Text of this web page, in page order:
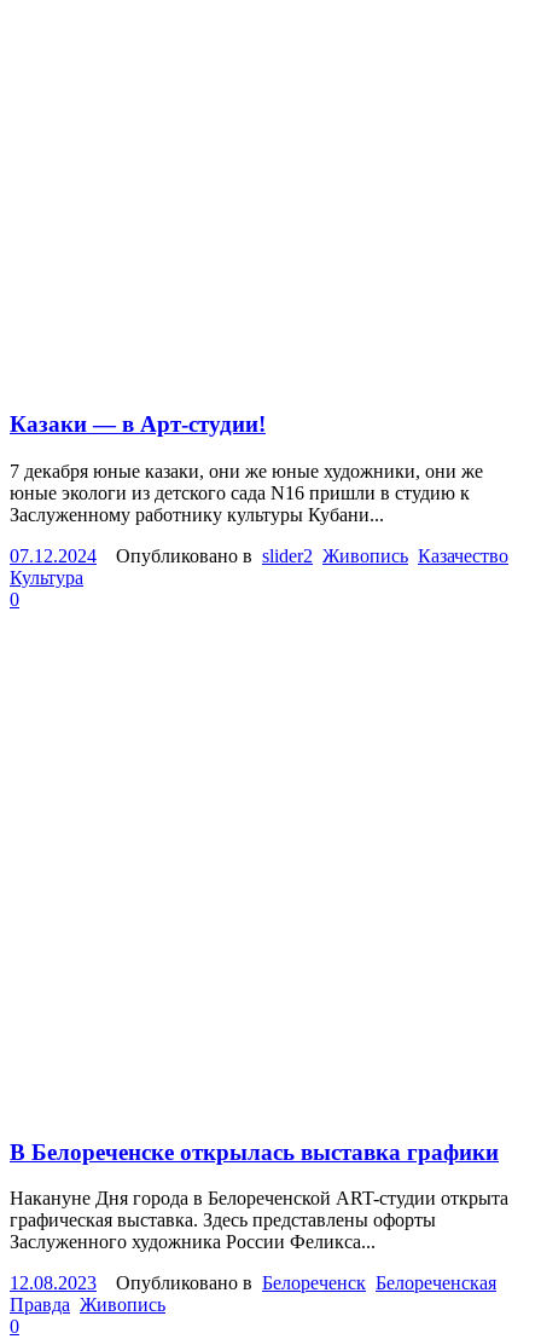
Казаки — в Арт-студии!
7 декабря юные казаки, они же юные художники, они же
юные экологи из детского сада N16 пришли в студию к
Заслуженному работнику культуры Кубани...
07.12.2024 Опубликовано в slider2 Живопись Казачество
Культура
0
В Белореченске открылась выставка графики
Накануне Дня города в Белореченской ART-студии открыта
графическая выставка. Здесь представлены офорты
Заслуженного художника России Феликса...
12.08.2023 Опубликовано в Белореченск Белореченская
Правда Живопись
0